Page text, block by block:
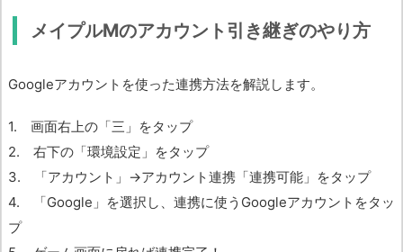
メイプルMのアカウント引き継ぎのやり方
Googleアカウントを使った連携方法を解説します。
1. 画面右上の「三」をタップ
2. 右下の「環境設定」をタップ
3. 「アカウント」→アカウント連携「連携可能」をタップ
4. 「Google」を選択し、連携に使うGoogleアカウントをタッ
プ